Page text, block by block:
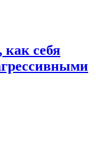
как себя